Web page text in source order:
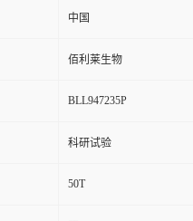
中国
佰利莱生物
BLL947235P
科研试验
50T